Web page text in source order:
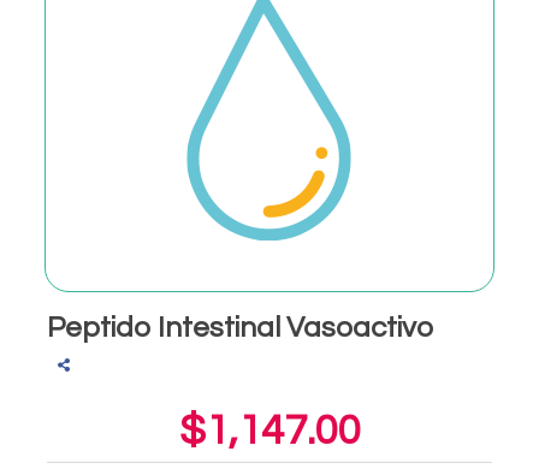
Peptido Intestinal Vasoactivo
$1,147.00